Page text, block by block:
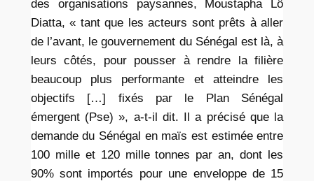
des organisations paysannes, Moustapha Lô
Diatta, « tant que les acteurs sont prêts à aller
de l’avant, le gouvernement du Sénégal est là, à
leurs côtés, pour pousser à rendre la filière
beaucoup plus performante et atteindre les
objectifs […] fixés par le Plan Sénégal
émergent (Pse) », a-t-il dit. Il a précisé que la
demande du Sénégal en maïs est estimée entre
100 mille et 120 mille tonnes par an, dont les
90% sont importés pour une enveloppe de 15